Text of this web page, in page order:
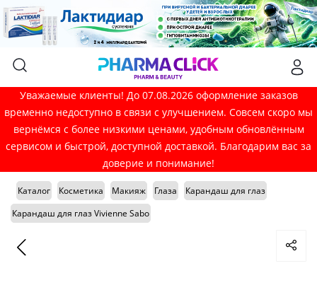
Уважаемые клиенты! До 07.08.2026 оформление заказов
временно недоступно в связи с улучшением. Совсем скоро мы
вернёмся с более низкими ценами, удобным обновлённым
сервисом и быстрой, доступной доставкой. Благодарим вас за
доверие и понимание!
Каталог Косметика Макияж Глаза
Карандаш для глаз
Карандаш для глаз Vivienne Sabo